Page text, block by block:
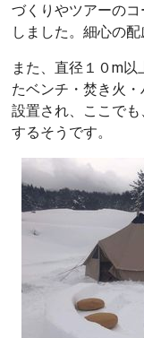
づくりやツアーの
しました。細心の
また、直径１０m
たベンチ・焚き火
設置され、ここで
するそうです。